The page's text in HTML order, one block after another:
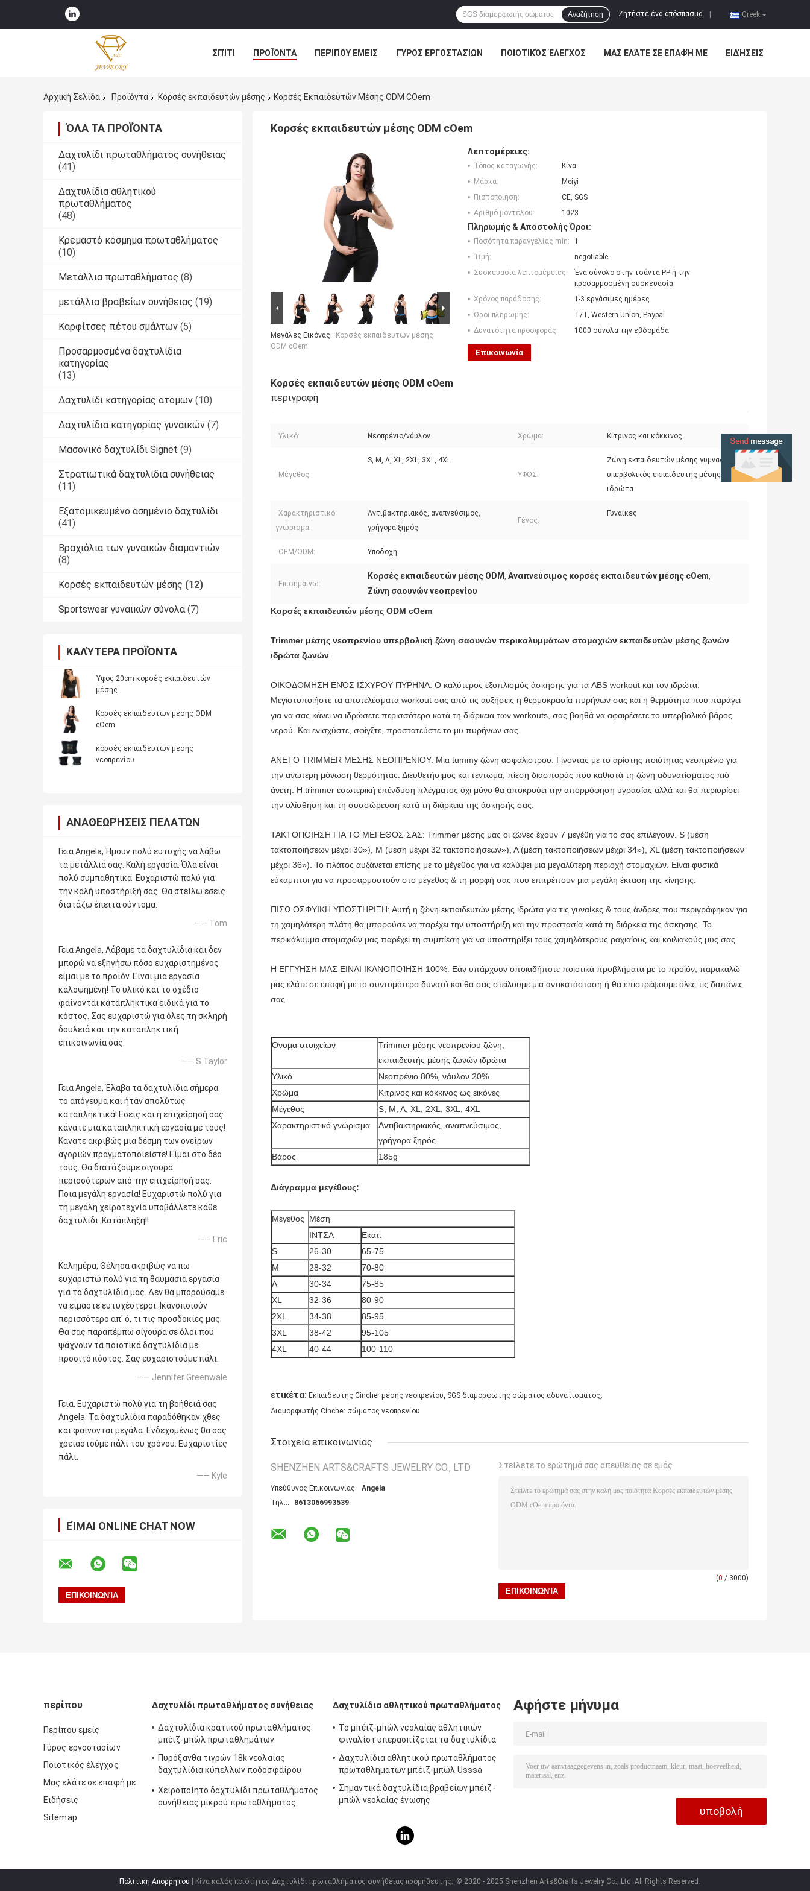
Greek
Ζητήστε ένα απόσπασμα
Αναζήτηση
ΣΠΊΤΙ ΠΡΟΪΌΝΤΑ ΠΕΡΊΠΟΥ ΕΜΕΊΣ ΓΎΡΟΣ ΕΡΓΟΣΤΑΣΊΩΝ ΠΟΙΟΤΙΚΌΣ ΈΛΕΓΧΟΣ ΜΑΣ ΕΛΆΤΕ ΣΕ ΕΠΑΦΉ ΜΕ ΕΙΔΉΣΕΙΣ
Αρχική Σελίδα
Προϊόντα Κορσές εκπαιδευτών μέσης Κορσές Εκπαιδευτών Μέσης ODM COem
ΌΛΑ ΤΑ ΠΡΟΪΌΝΤΑ
Δαχτυλίδι πρωταθλήματος συνήθειας
(41)
Δαχτυλίδια αθλητικού
πρωταθλήματος
(48)
Κρεμαστό κόσμημα πρωταθλήματος
(10)
Μετάλλια πρωταθλήματος (8)
μετάλλια βραβείων συνήθειας (19)
Καρφίτσες πέτου σμάλτων (5)
Προσαρμοσμένα δαχτυλίδια
κατηγορίας
(13)
Δαχτυλίδι κατηγορίας ατόμων (10)
Δαχτυλίδια κατηγορίας γυναικών (7)
Μασονικό δαχτυλίδι Signet (9)
Στρατιωτικά δαχτυλίδια συνήθειας
(11)
Εξατομικευμένο ασημένιο δαχτυλίδι
(41)
Βραχιόλια των γυναικών διαμαντιών
(8)
Κορσές εκπαιδευτών μέσης (12)
Sportswear γυναικών σύνολα (7)
ΚΑΛΎΤΕΡΑ ΠΡΟΪΌΝΤΑ
Ύψος 20cm κορσές εκπαιδευτών
μέσης
Κορσές εκπαιδευτών μέσης ODM
cOem
κορσές εκπαιδευτών μέσης
νεοπρενίου
ΑΝΑΘΕΩΡΉΣΕΙΣ ΠΕΛΑΤΏΝ
Γεια Angela, Ήμουν πολύ ευτυχής να λάβω
τα μετάλλιά σας. Καλή εργασία. Όλα είναι
πολύ συμπαθητικά. Ευχαριστώ πολύ για
την καλή υποστήριξή σας. Θα στείλω εσείς
διατάζω έπειτα σύντομα.
—— Tom
Γεια Angela, Λάβαμε τα δαχτυλίδια και δεν
μπορώ να εξηγήσω πόσο ευχαριστημένος
είμαι με το προϊόν. Είναι μια εργασία
καλοψημένη! Το υλικό και το σχέδιο
φαίνονται καταπληκτικά ειδικά για το
κόστος. Σας ευχαριστώ για όλες τη σκληρή
δουλειά και την καταπληκτική
επικοινωνία σας.
—— S Taylor
Γεια Angela, Έλαβα τα δαχτυλίδια σήμερα
το απόγευμα και ήταν απολύτως
καταπληκτικά! Εσείς και η επιχείρησή σας
κάνατε μια καταπληκτική εργασία με τους!
Κάνατε ακριβώς μια δέσμη των ονείρων
αγοριών πραγματοποιείστε! Είμαι στο δέο
τους. Θα διατάζουμε σίγουρα
περισσότερων από την επιχείρησή σας.
Ποια μεγάλη εργασία! Ευχαριστώ πολύ για
τη μεγάλη χειροτεχνία υποβάλλετε κάθε
δαχτυλίδι. Κατάπληξη!!
—— Eric
Καλημέρα, Θέλησα ακριβώς να πω
ευχαριστώ πολύ για τη θαυμάσια εργασία
για τα δαχτυλίδια μας. Δεν θα μπορούσαμε
να είμαστε ευτυχέστεροι. Ικανοποιούν
περισσότερο απ' ό, τι τις προσδοκίες μας.
Θα σας παραπέμπω σίγουρα σε όλοι που
ψάχνουν τα ποιοτικά δαχτυλίδια με
προσιτό κόστος. Σας ευχαριστούμε πάλι.
—— Jennifer Greenwale
Γεια, Ευχαριστώ πολύ για τη βοήθειά σας
Angela. Τα δαχτυλίδια παραδόθηκαν χθες
και φαίνονται μεγάλα. Ενδεχομένως θα σας
χρειαστούμε πάλι του χρόνου. Ευχαριστίες
πάλι.
—— Kyle
ΕΊΜΑΙ ONLINE CHAT NOW
Κορσές εκπαιδευτών μέσης ODM cOem
Μεγάλες Εικόνας : Κορσές εκπαιδευτών μέσης
ODM cOem
Λεπτομέρειες:
Τόπος καταγωγής:
Κίνα
Μάρκα:
Meiyi
Πιστοποίηση:
CE, SGS
Αριθμό μοντέλου:
1023
Πληρωμής & Αποστολής Όροι:
Ποσότητα παραγγελίας min:
1
Τιμή:
negotiable
Συσκευασία λεπτομέρειες:
Ένα σύνολο στην τσάντα PP ή την
προσαρμοσμένη συσκευασία
Χρόνος παράδοσης:
1-3 εργάσιμες ημέρες
Όροι πληρωμής:
T/T, Western Union, Paypal
Δυνατότητα προσφοράς:
1000 σύνολα την εβδομάδα
Επικοινωνία
Κορσές εκπαιδευτών μέσης ODM cOem
περιγραφή
Υλικό: Νεοπρένιο/νάυλον Χρώμα: Κίτρινος και κόκκινος
Μέγεθος:
S, Μ, Λ, XL, 2XL, 3XL, 4XL
ΥΦΟΣ:
Ζώνη εκπαιδευτών μέσης γυμναστικής,
υπερβολικός εκπαιδευτής μέσης ζωνών
ιδρώτα
Χαρακτηριστικό
γνώρισμα:
Αντιβακτηριακός, αναπνεύσιμος,
γρήγορα ξηρός
Γένος:
Γυναίκες
OEM/ODM: Υποδοχή
Επισημαίνω:
Κορσές εκπαιδευτών μέσης ODM , Αναπνεύσιμος κορσές εκπαιδευτών μέσης cOem,
Ζώνη σαουνών νεοπρενίου
Κορσές εκπαιδευτών μέσης ODM cOem
Trimmer μέσης νεοπρενίου υπερβολική ζώνη σαουνών περικαλυμμάτων στομαχιών εκπαιδευτών μέσης ζωνών
ιδρώτα ζωνών
ΟΙΚΟΔΟΜΗΣΗ ΕΝΌΣ ΙΣΧΥΡΟΥ ΠΥΡΗΝΑ: Ο καλύτερος εξοπλισμός άσκησης για τα ABS workout και τον ιδρώτα.
Μεγιστοποιήστε τα αποτελέσματα workout σας από τις αυξήσεις η θερμοκρασία πυρήνων σας και η θερμότητα που παράγει
για να σας κάνει να ιδρώσετε περισσότερο κατά τη διάρκεια των workouts, σας βοηθά να αφαιρέσετε το υπερβολικό βάρος
νερού. Και ενισχύστε, σφίγξτε, προστατεύστε το μυ πυρήνων σας.
ΑΝΕΤΟ TRIMMER ΜΕΣΗΣ ΝΕΟΠΡΕΝΙΟΥ: Μια tummy ζώνη ασφαλίστρου. Γίνοντας με το αρίστης ποιότητας νεοπρένιο για
την ανώτερη μόνωση θερμότητας. Διευθετήσιμος και τέντωμα, πίεση διασποράς που καθιστά τη ζώνη αδυνατίσματος πιό
άνετη. Η trimmer εσωτερική επένδυση πλέγματος όχι μόνο θα αποκρούει την απορρόφηση υγρασίας αλλά και θα περιορίσει
την ολίσθηση και τη συσσώρευση κατά τη διάρκεια της άσκησής σας.
ΤΑΚΤΟΠΟΙΗΣΗ ΓΙΑ ΤΟ ΜΕΓΕΘΟΣ ΣΑΣ: Trimmer μέσης μας οι ζώνες έχουν 7 μεγέθη για το σας επιλέγουν. S (μέση
τακτοποιήσεων μέχρι 30»), Μ (μέση μέχρι 32 τακτοποιήσεων»), Λ (μέση τακτοποιήσεων μέχρι 34»), XL (μέση τακτοποιήσεων
μέχρι 36»). Το πλάτος αυξάνεται επίσης με το μέγεθος για να καλύψει μια μεγαλύτερη περιοχή στομαχιών. Είναι φυσικά
εύκαμπτοι για να προσαρμοστούν στο μέγεθος & τη μορφή σας που επιτρέπουν μια μεγάλη έκταση της κίνησης.
ΠΙΣΩ ΟΣΦΥΙΚΗ ΥΠΟΣΤΗΡΙΞΗ: Αυτή η ζώνη εκπαιδευτών μέσης ιδρώτα για τις γυναίκες & τους άνδρες που περιγράφηκαν για
τη χαμηλότερη πλάτη θα μπορούσε να παρέχει την υποστήριξη και την προστασία κατά τη διάρκεια της άσκησης. Το
περικάλυμμα στομαχιών μας παρέχει τη συμπίεση για να υποστηρίξει τους χαμηλότερους ραχιαίους και κοιλιακούς μυς σας.
Η ΕΓΓΥΗΣΗ ΜΑΣ ΕΙΝΑΙ ΙΚΑΝΟΠΟΊΗΣΗ 100%: Εάν υπάρχουν οποιαδήποτε ποιοτικά προβλήματα με το προϊόν, παρακαλώ
μας ελάτε σε επαφή με το συντομότερο δυνατό και θα σας στείλουμε μια αντικατάσταση ή θα επιστρέψουμε όλες τις δαπάνες
σας.
Όνομα στοιχείων
Trimmer μέσης νεοπρενίου ζώνη,
εκπαιδευτής μέσης ζωνών ιδρώτα
Υλικό
Νεοπρένιο 80%, νάυλον 20%
Χρώμα
Κίτρινος και κόκκινος ως εικόνες
Μέγεθος
S, Μ, Λ, XL, 2XL, 3XL, 4XL
Χαρακτηριστικό γνώρισμα
Αντιβακτηριακός, αναπνεύσιμος,
γρήγορα ξηρός
Βάρος
185g
Διάγραμμα μεγέθους:
Μέγεθος
Μέση
ΙΝΤΣΑ
Εκατ.
S
26-30
65-75
Μ
28-32
70-80
Λ
30-34
75-85
XL
32-36
80-90
2XL
34-38
85-95
3XL
38-42
95-105
4XL
40-44 100-110
ετικέτα: Εκπαιδευτής Cincher μέσης νεοπρενίου, SGS διαμορφωτής σώματος αδυνατίσματος,
Διαμορφωτής Cincher σώματος νεοπρενίου
Στοιχεία επικοινωνίας
SHENZHEN ARTS&CRAFTS JEWELRY CO., LTD
Υπεύθυνος Επικοινωνίας:
Angela
Τηλ.::
8613066993539
Στείλετε το ερώτημά σας απευθείας σε εμάς
(0 / 3000)
περίπου
Περίπου εμείς
Γύρος εργοστασίων
Ποιοτικός έλεγχος
Μας ελάτε σε επαφή με
Ειδήσεις
Sitemap
Δαχτυλίδι πρωταθλήματος συνήθειας
Δαχτυλίδια κρατικού πρωταθλήματος
μπέιζ-μπώλ πρωταθλημάτων
Πυρόξανθα τιγρών 18k νεολαίας
δαχτυλίδια κύπελλων ποδοσφαίρου
Χειροποίητο δαχτυλίδι πρωταθλήματος
συνήθειας μικρού πρωταθλήματος
Δαχτυλίδια αθλητικού πρωταθλήματος
Το μπέιζ-μπώλ νεολαίας αθλητικών
φιναλίστ υπερασπίζεται τα δαχτυλίδια
Δαχτυλίδια αθλητικού πρωταθλήματος
πρωταθλημάτων μπέιζ-μπώλ Usssa
Σημαντικά δαχτυλίδια βραβείων μπέιζ-
μπώλ νεολαίας ένωσης
Αφήστε μήνυμα
Πολιτική Απορρήτου | Κίνα καλός ποιότητας Δαχτυλίδι πρωταθλήματος συνήθειας προμηθευτής. © 2020 - 2025 Shenzhen Arts&Crafts Jewelry Co., Ltd. All Rights Reserved.